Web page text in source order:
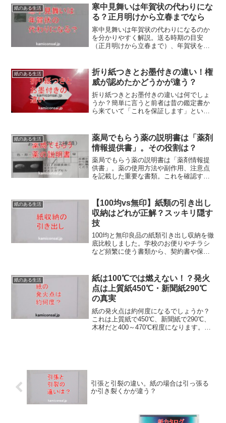
ば4枚です。郵便料金と紙の重さは結構や
やこしいです。
紙のある生活
寒中見舞いは年賀状の代わりにな
る？正月明けから立春までなら
寒中見舞いは年賀状の代わりになるのか
を分かりやすく解説。送る時期の目安
（正月明けから立春まで）、年賀状を出
べきマナーまで詳しく紹介します。寒中
見舞い、上手く活用して下さいね！
紙のある生活
折り紙つきとお墨付きの違い！権
威が認めたかどうかが違う？
折り紙つきとお墨付きの違いは何でしょ
うか？簡単に言うと前者は昔の鑑定書か
ら来ていて「これを保証します」という
つきとお墨付きに違いはありますが、ど
ちらもすばらしいものになります。
紙のある生活
薬局でもらう薬の説明書は「薬剤
情報提供書」。その役割は？
薬局でもらう薬の説明書は「薬剤情報提
供書」。薬の使用方法や副作用、注意点
を記載した重要な書類。これを確認すれ
ちます。薬局でもらう薬の説明書で疑問
があれば薬剤師に相談しましょう。
紙のある生活
【100均vs無印】紙類の引き出し
収納はどれが正解？スッキリ隠す
技
100均と無印良品の紙類引き出し収納を徹
底比較しました。学校のお便りやチラシ
など頻繁に使う書類から、契約書や保証
す。スッキリ隠す収納テクニックや整理
整頓のコツも詳しく紹介します。
紙のある生活
紙は100℃では燃えない！？発火
点は上質紙450℃・新聞紙290℃
の真実
紙の発火点は約何度になるでしょうか？
これは上質紙で450℃、新聞紙で290℃、
木材だと400～470℃程度になります。も
引張と引裂の違い。紙の場合は引っ張る
か引き裂くかが違う？